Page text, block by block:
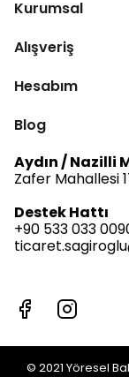
Kurumsal
Alışveriş
Hesabım
Blog
Aydın / Nazilli
Zafer Mahallesi
Destek Hattı
+90 533 033
© 2021 Yöresel